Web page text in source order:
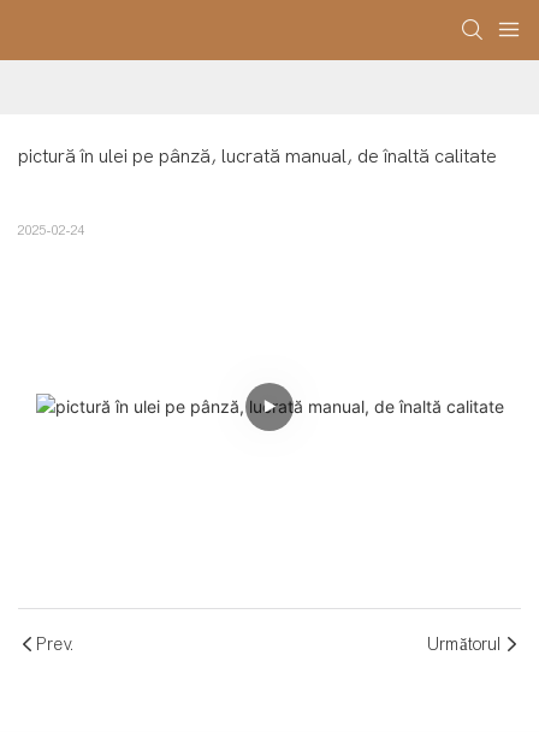
pictură în ulei pe pânză, lucrată manual, de înaltă calitate
2025-02-24
Prev. Următorul